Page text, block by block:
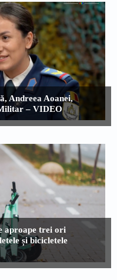
Andreea Aoanei,
– VIDEO
aproape trei ori
și bicicletele